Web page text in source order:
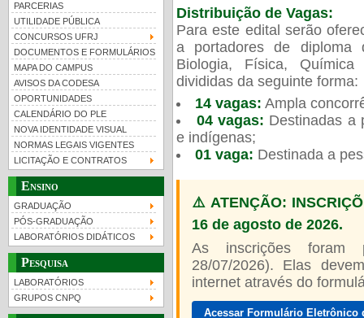
PARCERIAS
UTILIDADE PÚBLICA
CONCURSOS UFRJ
DOCUMENTOS E FORMULÁRIOS
MAPA DO CAMPUS
AVISOS DA CODESA
OPORTUNIDADES
CALENDÁRIO DO PLE
NOVA IDENTIDADE VISUAL
NORMAS LEGAIS VIGENTES
LICITAÇÃO E CONTRATOS
Ensino
GRADUAÇÃO
PÓS-GRADUAÇÃO
LABORATÓRIOS DIDÁTICOS
Pesquisa
LABORATÓRIOS
GRUPOS CNPQ
Distribuição de Vagas:
Para este edital serão
a portadores de diploma
Biologia, Física,
divididas da seguinte forma:
14 vagas: Ampla
04 vagas: Destinadas a
e indígenas;
01 vaga: Destinada a
⚠️ ATENÇÃO:
16 de agosto de 2026.
As inscrições foram
28/07/2026). Elas
internet através do
Acessar Formulário
Guia de boas práticas
UFRJ 100 anos